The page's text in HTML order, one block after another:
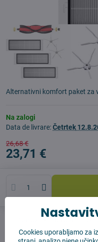
Alternativni komfort paket za
Na zalogi
Data de livrare:Četrtek
26,68 €
23,71 €
Producent: Vysajto.sk
Cookies uporabljamo za